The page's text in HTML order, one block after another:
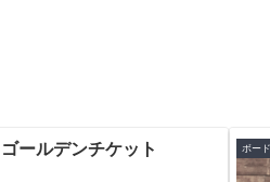
ゴールデンチケット ボー